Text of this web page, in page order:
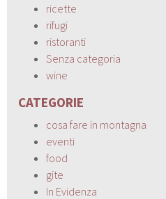
ricette
rifugi
ristoranti
Senza categoria
wine
CATEGORIE
cosa fare in montagna
eventi
food
gite
In Evidenza